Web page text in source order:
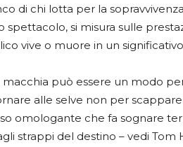
di chi lotta per la
spettacolo, si misura sulle
vive o muore in un
può essere un modo
alle selve non per
omologante che fa sognare
strappi del destino – vedi Tom